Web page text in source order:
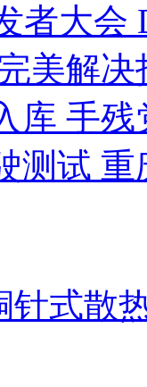
者大会
美解
库 手
测试
针式散